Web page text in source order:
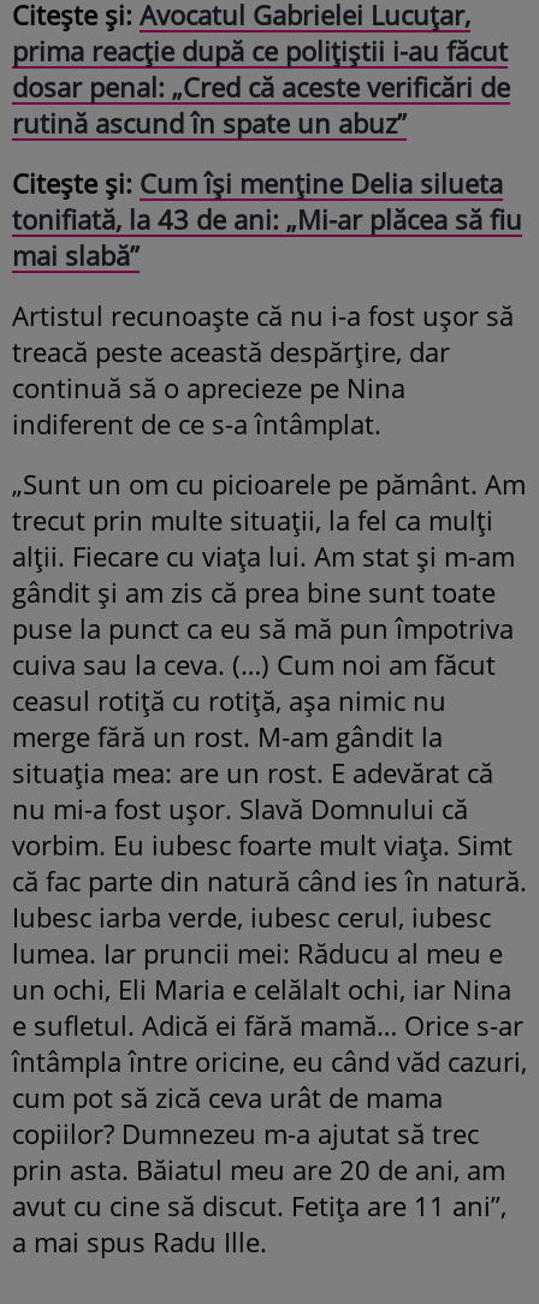
Citește și: Avocatul Gabrielei Lucuțar,
prima reacție după ce polițiștii i-au făcut
dosar penal: „Cred că aceste verificări de
rutină ascund în spate un abuz”
Citește și: Cum își menține Delia silueta
tonifiată, la 43 de ani: „Mi-ar plăcea să fiu
mai slabă”
Artistul recunoaște că nu i-a fost ușor să
treacă peste această despărțire, dar
continuă să o aprecieze pe Nina
indiferent de ce s-a întâmplat.
„Sunt un om cu picioarele pe pământ. Am
trecut prin multe situații, la fel ca mulți
alții. Fiecare cu viața lui. Am stat și m-am
gândit și am zis că prea bine sunt toate
puse la punct ca eu să mă pun împotriva
cuiva sau la ceva. (…) Cum noi am făcut
ceasul rotiță cu rotiță, așa nimic nu
merge fără un rost. M-am gândit la
situația mea: are un rost. E adevărat că
nu mi-a fost ușor. Slavă Domnului că
vorbim. Eu iubesc foarte mult viața. Simt
că fac parte din natură când ies în natură.
Iubesc iarba verde, iubesc cerul, iubesc
lumea. Iar pruncii mei: Răducu al meu e
un ochi, Eli Maria e celălalt ochi, iar Nina
e sufletul. Adică ei fără mamă… Orice s-ar
întâmpla între oricine, eu când văd cazuri,
cum pot să zică ceva urât de mama
copiilor? Dumnezeu m-a ajutat să trec
prin asta. Băiatul meu are 20 de ani, am
avut cu cine să discut. Fetița are 11 ani”,
a mai spus Radu Ille.